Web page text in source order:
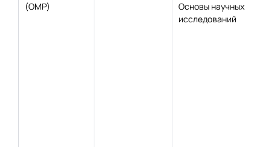
(ОМР)
Основы научных
исследований